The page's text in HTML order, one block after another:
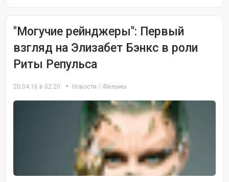
"Могучие рейнджеры": Первый
взгляд на Элизабет Бэнкс в роли
Риты Репульса
20.04.16 в 02:20 Новости / Фильмы